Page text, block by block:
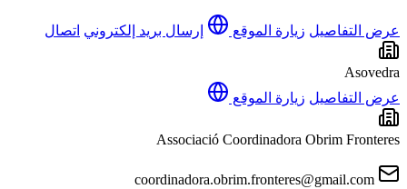
عرض التفاصيل زيارة الموقع إرسال بريد إلكتروني اتصال
Asovedra
عرض التفاصيل زيارة الموقع
Associació Coordinadora Obrim Fronteres
coordinadora.obrim.fronteres@gmail.com